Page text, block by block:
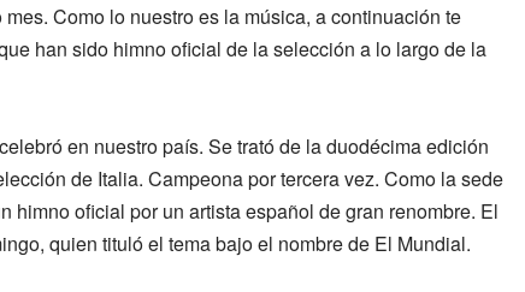
Como lo nuestro es la música, a continuación te
han sido himno oficial de la selección a lo largo de la
en nuestro país. Se trató de la duodécima edición
de Italia. Campeona por tercera vez. Como la sede
himno oficial por un artista español de gran renombre. El
quien tituló el tema bajo el nombre de El Mundial.